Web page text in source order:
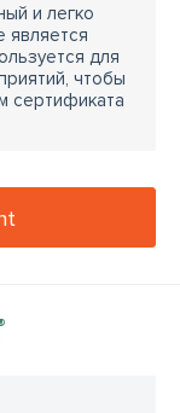
и легко
является
для
чтобы
сертификата